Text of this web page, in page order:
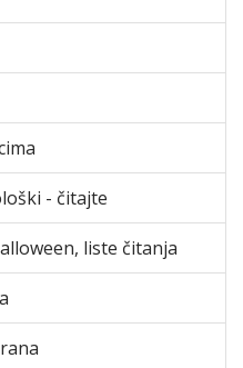
- čitajte
liste čitanja